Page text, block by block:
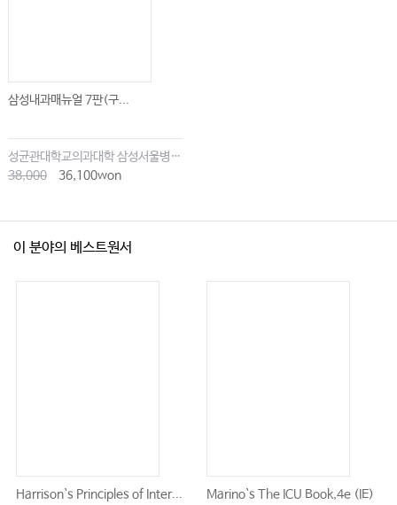
삼성내과매뉴얼 7판(구...
성균관대학교의과대학 삼성서울병원내과
38,000
36,100won
이 분야의 베스트원서
Harrison`s Principles of Inter...
Marino`s The ICU Book,4e (IE)